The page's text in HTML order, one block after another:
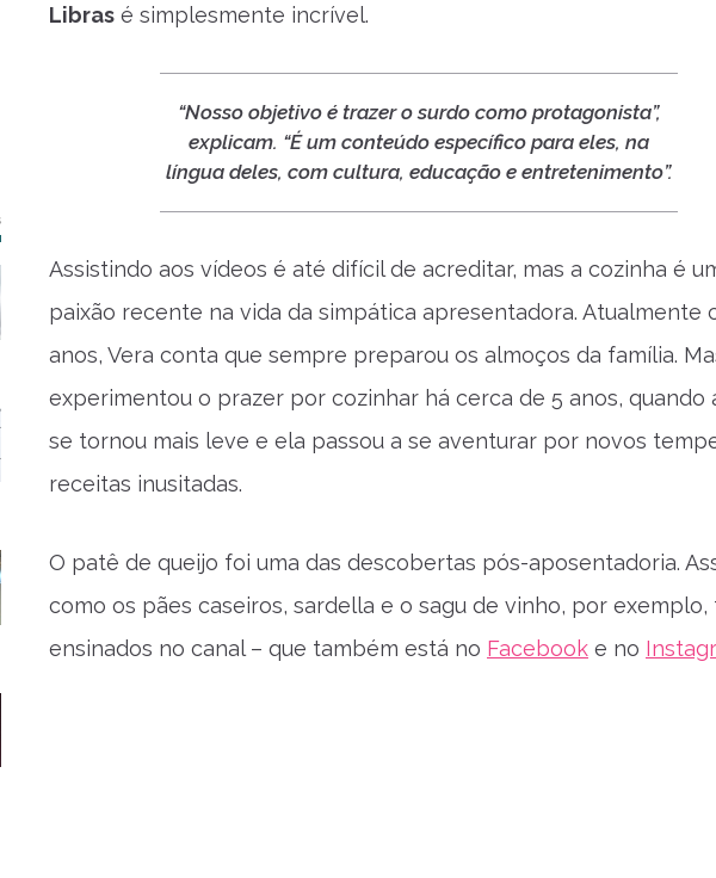
Libras é simplesmente incrível.
“Nosso objetivo é trazer o surdo como protagonista”,
explicam. “É um conteúdo específico para eles, na
língua deles, com cultura, educação e entretenimento”.
Assistindo aos vídeos é até difícil de acreditar, mas a cozinha é
paixão recente na vida da simpática apresentadora. Atualmente
anos, Vera conta que sempre preparou os almoços da família.
experimentou o prazer por cozinhar há cerca de 5 anos, quando
se tornou mais leve e ela passou a se aventurar por novos
receitas inusitadas.
O patê de queijo foi uma das descobertas pós-aposentadoria.
como os pães caseiros, sardella e o sagu de vinho, por exemplo,
ensinados no canal – que também está no Facebook e no